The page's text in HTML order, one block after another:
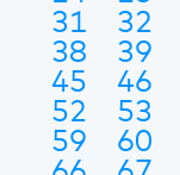
31
32
38
39
45
46
52
53
59
60